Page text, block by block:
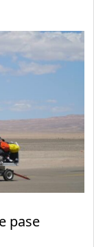
pase